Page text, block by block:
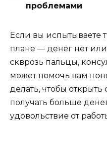
проблемами
Если вы испытываете
плане — денег нет
скврозь пальцы,
может помочь вам
делать, чтобы
получать больше
удовольствие от